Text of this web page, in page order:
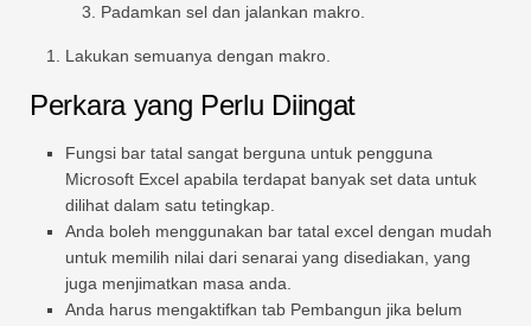
Padamkan sel dan jalankan makro.
Lakukan semuanya dengan makro.
Perkara yang Perlu Diingat
Fungsi bar tatal sangat berguna untuk pengguna
Microsoft Excel apabila terdapat banyak set data untuk
dilihat dalam satu tetingkap.
Anda boleh menggunakan bar tatal excel dengan mudah
untuk memilih nilai dari senarai yang disediakan, yang
juga menjimatkan masa anda.
Anda harus mengaktifkan tab Pembangun jika belum